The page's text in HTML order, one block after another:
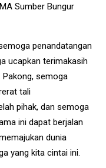
Sumber Bungur
penandatangan
ucapkan terimakasih
Pakong, semoga
tali
pihak, dan semoga
ini dapat berjalan
dunia
yang kita cintai ini.